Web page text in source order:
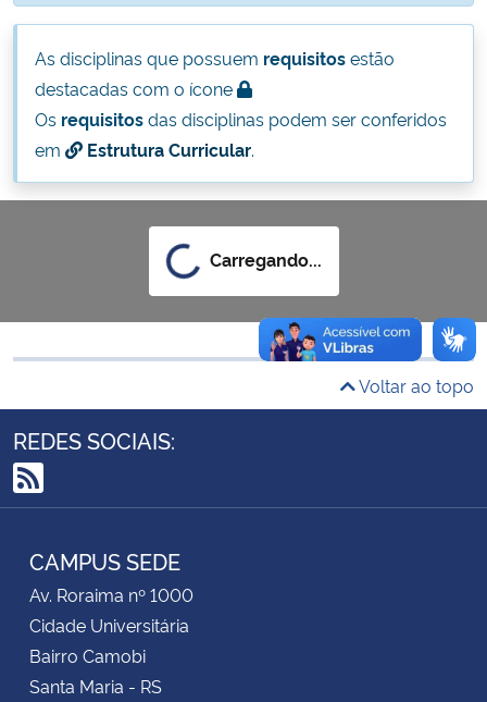
Ministério do Meio Ambiente
Ministério do Turismo
Ministério do Desenvolvimento Regional
Controladoria-Geral da União
Ministério da Mulher, da Família e dos Direitos Humanos
Secretaria de Governo
Gabinete de Segurança Institucional
Advocacia-Geral da União
Planalto
As disciplinas que possuem requisitosestão
destacadas com o ícone
Os requisitosdas disciplinas podem ser conferidos
em
Estrutura Curricular.
Carregando...
Voltar ao topo
REDES SOCIAIS:
RSS
CAMPUS SEDE
Av. Roraima nº 1000
Cidade Universitária
Bairro Camobi
Santa Maria - RS